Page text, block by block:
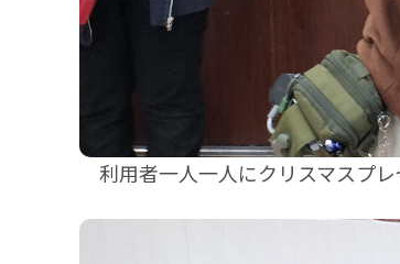
利用者一人一人にクリスマスプレ